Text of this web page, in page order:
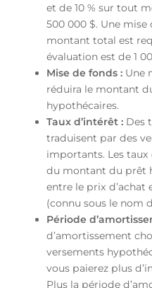
et de 10 % sur tout
500 000 $. Une mise
montant total est
évaluation est de 1
Mise de fonds :Une
réduira le montant
hypothécaires.
Taux d’intérêt : Des
traduisent par des
importants. Les
du montant du prêt
entre le prix d’achat
(connu sous le nom
Période
d’amortissement
versements
vous paierez plus
Plus la période